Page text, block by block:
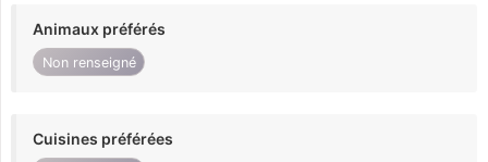
Animaux préférés
Non renseigné
Cuisines préférées